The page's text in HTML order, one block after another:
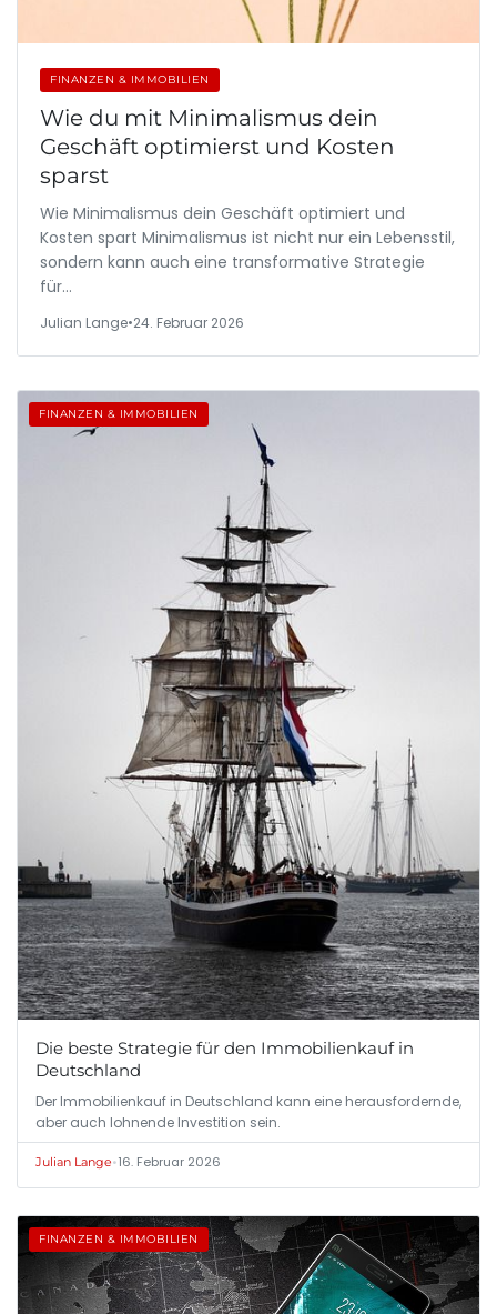
FINANZEN & IMMOBILIEN
Wie du mit Minimalismus dein
Geschäft optimierst und Kosten
sparst
Wie Minimalismus dein Geschäft optimiert und
Kosten spart Minimalismus ist nicht nur ein Lebensstil,
sondern kann auch eine transformative Strategie
für…
Julian Lange•24. Februar 2026
FINANZEN & IMMOBILIEN
Die beste Strategie für den Immobilienkauf in
Deutschland
Der Immobilienkauf in Deutschland kann eine herausfordernde,
aber auch lohnende Investition sein.
Julian Lange•16. Februar 2026
FINANZEN & IMMOBILIEN